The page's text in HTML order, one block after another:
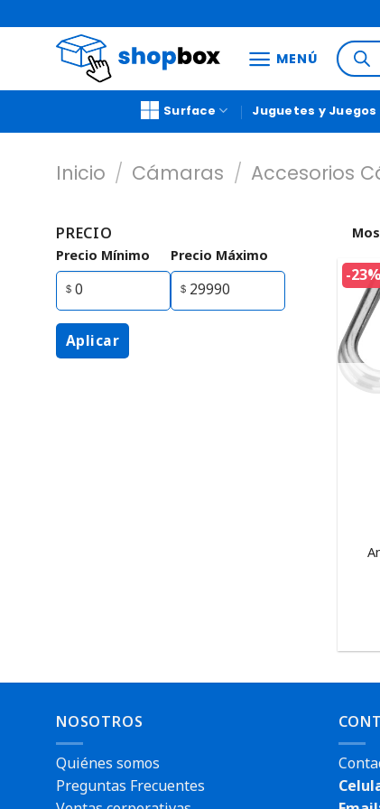
MENÚ
Surface Juguetes y Juegos
Inicio / Cámaras / Accesorios
PRECIO
Precio Mínimo Precio Máximo
Aplicar
-
NOSOTROS
Quiénes somos
Preguntas Frecuentes